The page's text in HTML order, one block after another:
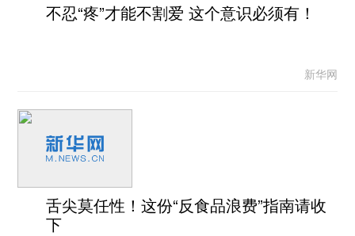
不忍“疼”才能不割爱 这个意识必须有！
新华网
舌尖莫任性！这份“反食品浪费”指南请收
下